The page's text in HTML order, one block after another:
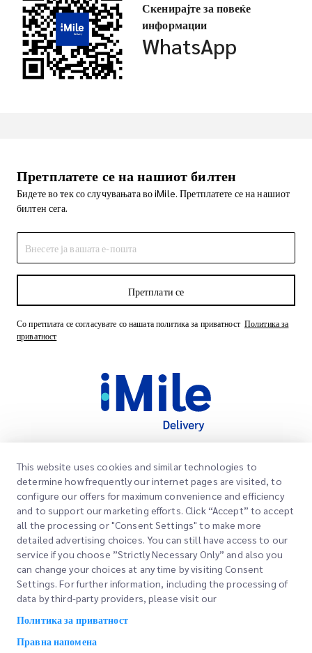
Скенирајте за повеќе
информации
WhatsApp
Претплатете се на нашиот билтен
Бидете во тек со случувањата во iMile. Претплатете се на нашиот
билтен сега.
Претплати се
Со претплата се согласувате со нашата политика за приватност Политика за
приватност
Брзи линкови
Локации на канцеларии
Побарајте понуда
Најава на клиент
Регистрација
Следете ја вашата нарачка
Корпоративно
За нас
Кариери
Блог
ESG
Channel Service Partner
Наши услуги
Експресно царинење
Правна напомена
This website uses cookies and similar technologies to
determine how frequently our internet pages are visited, to
configure our offers for maximum convenience and efficiency
and to support our marketing efforts. Click “Accept” to accept
all the processing or "Consent Settings" to make more
detailed advertising choices. You can still have access to our
service if you choose ”Strictly Necessary Only” and also you
can change your choices at any time by visiting Consent
Settings. For further information, including the processing of
data by third-party providers, please visit our
Политика за приватност
Правна напомена